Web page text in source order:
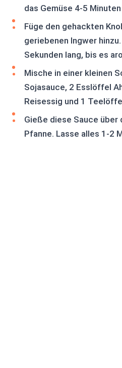
das Gemüse 4-5 Minuten
Füge den gehackten
geriebenen Ingwer
Sekunden lang, bis es
Mische in einer kleinen
Sojasauce, 2 Esslöffel
Reisessig und 1
Gieße diese Sauce über
Pfanne. Lasse alles 1-2